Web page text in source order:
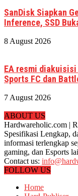
SanDisk Siapkan
Inference, SSD
8 August 2026
EA resmi diakuisisi
Sports FC dan
7 August 2026
ABOUT US
Hardwareholic.com |
Spesifikasi Lengkap,
informasi terlengkap
gaming, dan Esports
Contact us:
FOLLOW US
Home